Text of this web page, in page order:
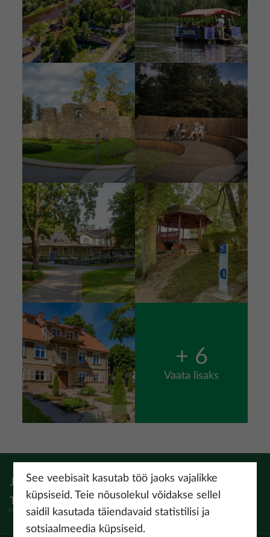
Pilt
Pilt Pilt
+ 6
Vaata lisaks
Jälgi:InstagramFacebookPinterestYoutubeThreads
Tiktok
See veebisait kasutab töö jaoks vajalikke
küpsiseid. Teie nõusolekul võidakse sellel
saidil kasutada täiendavaid statistilisi ja
sotsiaalmeedia küpsiseid.